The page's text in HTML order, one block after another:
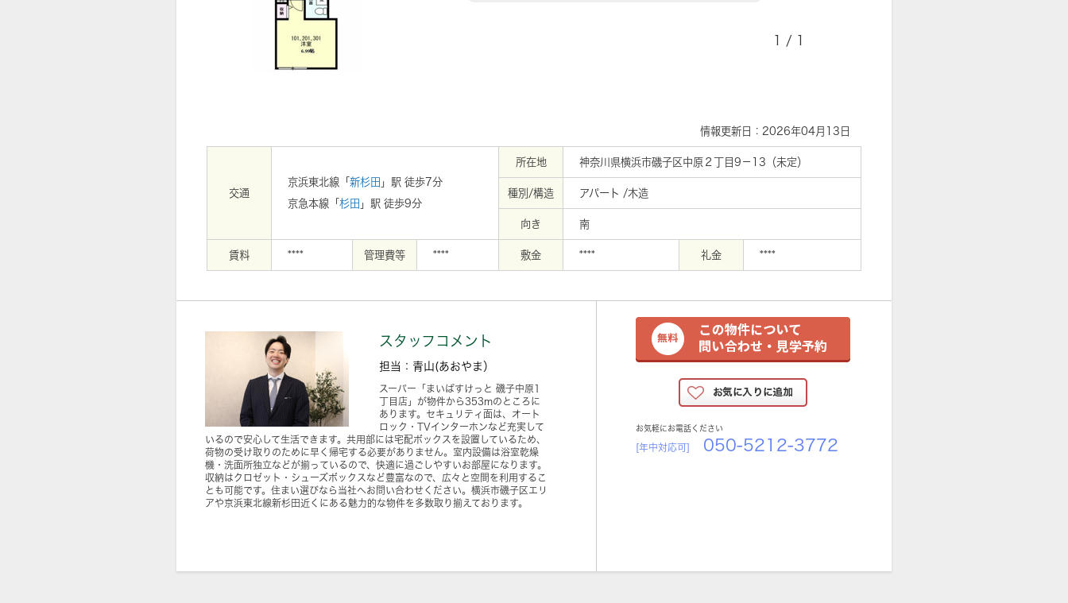
1 / 1
情報更新日：2026年04月13日
交通
京浜東北線「 新杉田 」駅 徒歩7分
京急本線「 杉田 」駅 徒歩9分
所在地 神奈川県横浜市磯子区中原２丁目9－13（未定）
種別/構造 アパート /木造
向き 南
賃料 **** 管理費等 **** 敷金 **** 礼金 ****
スタッフコメント
担当：青山(あおやま）
スーパー「まいばすけっと 磯子中原1
丁目店」が物件から353mのところに
あります。セキュリティ面は、オート
ロック・TVインターホンなど充実して
いるので安心して生活できます。共用部には宅配ボックスを設置しているため、
荷物の受け取りのために早く帰宅する必要がありません。室内設備は浴室乾燥
機・洗面所独立などが揃っているので、快適に過ごしやすいお部屋になります。
収納はクロゼット・シューズボックスなど豊富なので、広々と空間を利用するこ
とも可能です。住まい選びなら当社へお問い合わせください。横浜市磯子区エリ
アや京浜東北線新杉田近くにある魅力的な物件を多数取り揃えております。
お気軽にお電話ください
[年中対応可] 050-5212-3772